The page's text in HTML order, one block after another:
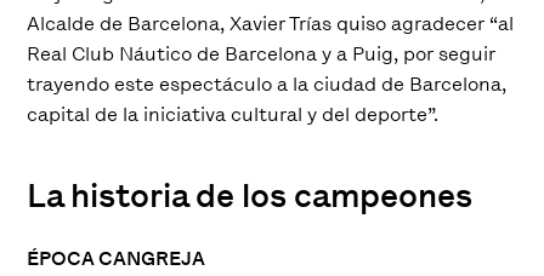
Alcalde de Barcelona, Xavier Trías quiso agradecer “al
Real Club Náutico de Barcelona y a Puig, por seguir
trayendo este espectáculo a la ciudad de Barcelona,
capital de la iniciativa cultural y del deporte”.
La historia de los campeones
ÉPOCA CANGREJA